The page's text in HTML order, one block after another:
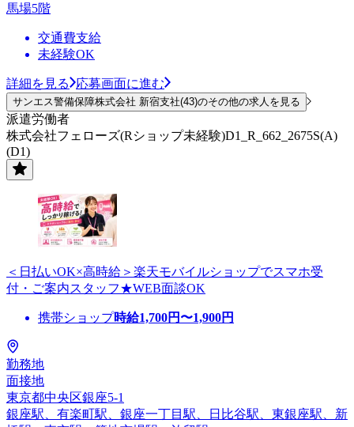
馬場5階
交通費支給
未経験OK
詳細を見る 応募画面に進む
サンエス警備保障株式会社 新宿支社(43)のその他の求人を見る
派遣労働者
株式会社フェローズ(Rショップ未経験)D1_R_662_2675S(A)
(D1)
＜日払いOK×高時給＞楽天モバイルショップでスマホ受
付・ご案内スタッフ★WEB面談OK
携帯ショップ時給1,700円〜1,900円
勤務地
面接地
東京都中央区銀座5-1
銀座駅、有楽町駅、銀座一丁目駅、日比谷駅、東銀座駅、新